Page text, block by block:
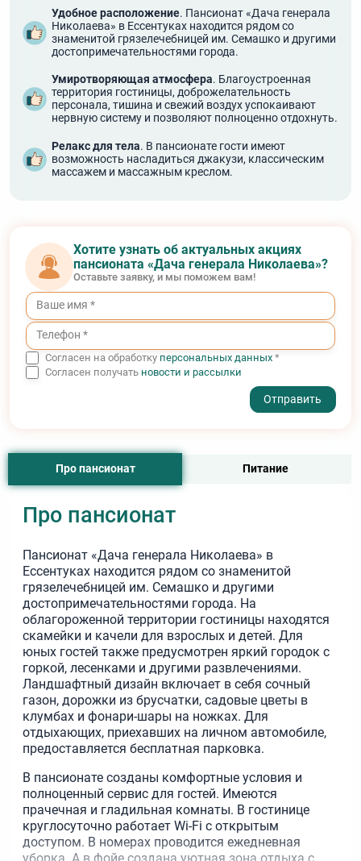
Удобное расположение. Пансионат «Дача генерала
Николаева» в Ессентуках находится рядом со
знаменитой грязелечебницей им. Семашко и другими
достопримечательностями города.
Умиротворяющая атмосфера. Благоустроенная
территория гостиницы, доброжелательность
персонала, тишина и свежий воздух успокаивают
нервную систему и позволяют полноценно отдохнуть.
Релакс для тела. В пансионате гости имеют
возможность насладиться джакузи, классическим
массажем и массажным креслом.
Хотите узнать об актуальных акциях
пансионата «Дача генерала Николаева»?
Оставьте заявку, и мы поможем вам!
Согласен на обработку персональных данных*
Согласен получать новости и рассылки
Про пансионат Питание
Про пансионат
Пансионат «Дача генерала Николаева» в
Ессентуках находится рядом со знаменитой
грязелечебницей им. Семашко и другими
достопримечательностями города. На
облагороженной территории гостиницы находятся
скамейки и качели для взрослых и детей. Для
юных гостей также предусмотрен яркий городок с
горкой, лесенками и другими развлечениями.
Ландшафтный дизайн включает в себя сочный
газон, дорожки из брусчатки, садовые цветы в
клумбах и фонари-шары на ножках. Для
отдыхающих, приехавших на личном автомобиле,
предоставляется бесплатная парковка.
В пансионате созданы комфортные условия и
полноценный сервис для гостей. Имеются
прачечная и гладильная комнаты. В гостинице
круглосуточно работает Wi-Fi с открытым
доступом. В номерах проводится ежедневная
уборка. А в фойе создана уютная зона отдыха с